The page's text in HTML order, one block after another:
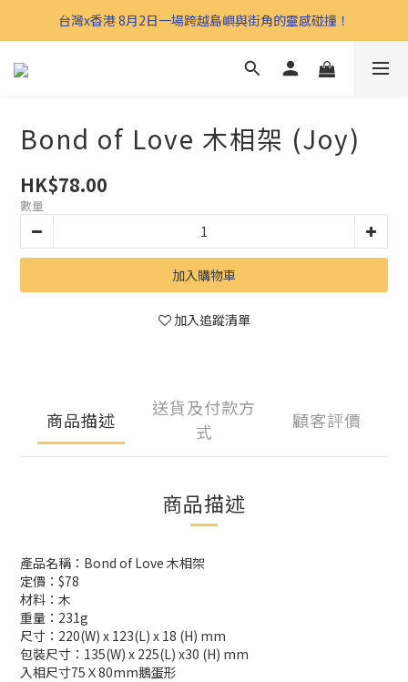
台灣x香港 8月2日一場跨越島嶼與街角的靈感碰撞！
Bond of Love 木相架 (Joy)
HK$78.00
數量
加入購物車
加入追蹤清單
商品描述
送貨及付款方
式
顧客評價
商品描述
產品名稱：Bond of Love 木相架
定價：$78
材料：木
重量：231g
尺寸：220(W) x 123(L) x 18 (H) mm
包裝尺寸：135(W) x 225(L) x30 (H) mm
入相尺寸75Ｘ80mm鵝蛋形